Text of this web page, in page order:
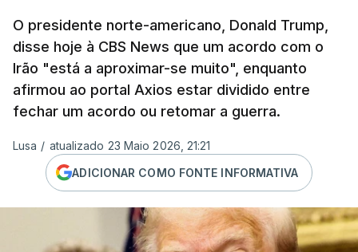
O presidente norte-americano, Donald Trump,
disse hoje à CBS News que um acordo com o
Irão "está a aproximar-se muito", enquanto
afirmou ao portal Axios estar dividido entre
fechar um acordo ou retomar a guerra.
Lusa / atualizado 23 Maio 2026, 21:21
ADICIONAR COMO FONTE INFORMATIVA